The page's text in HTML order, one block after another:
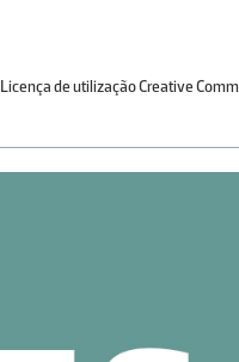
Licença de utilização Creative